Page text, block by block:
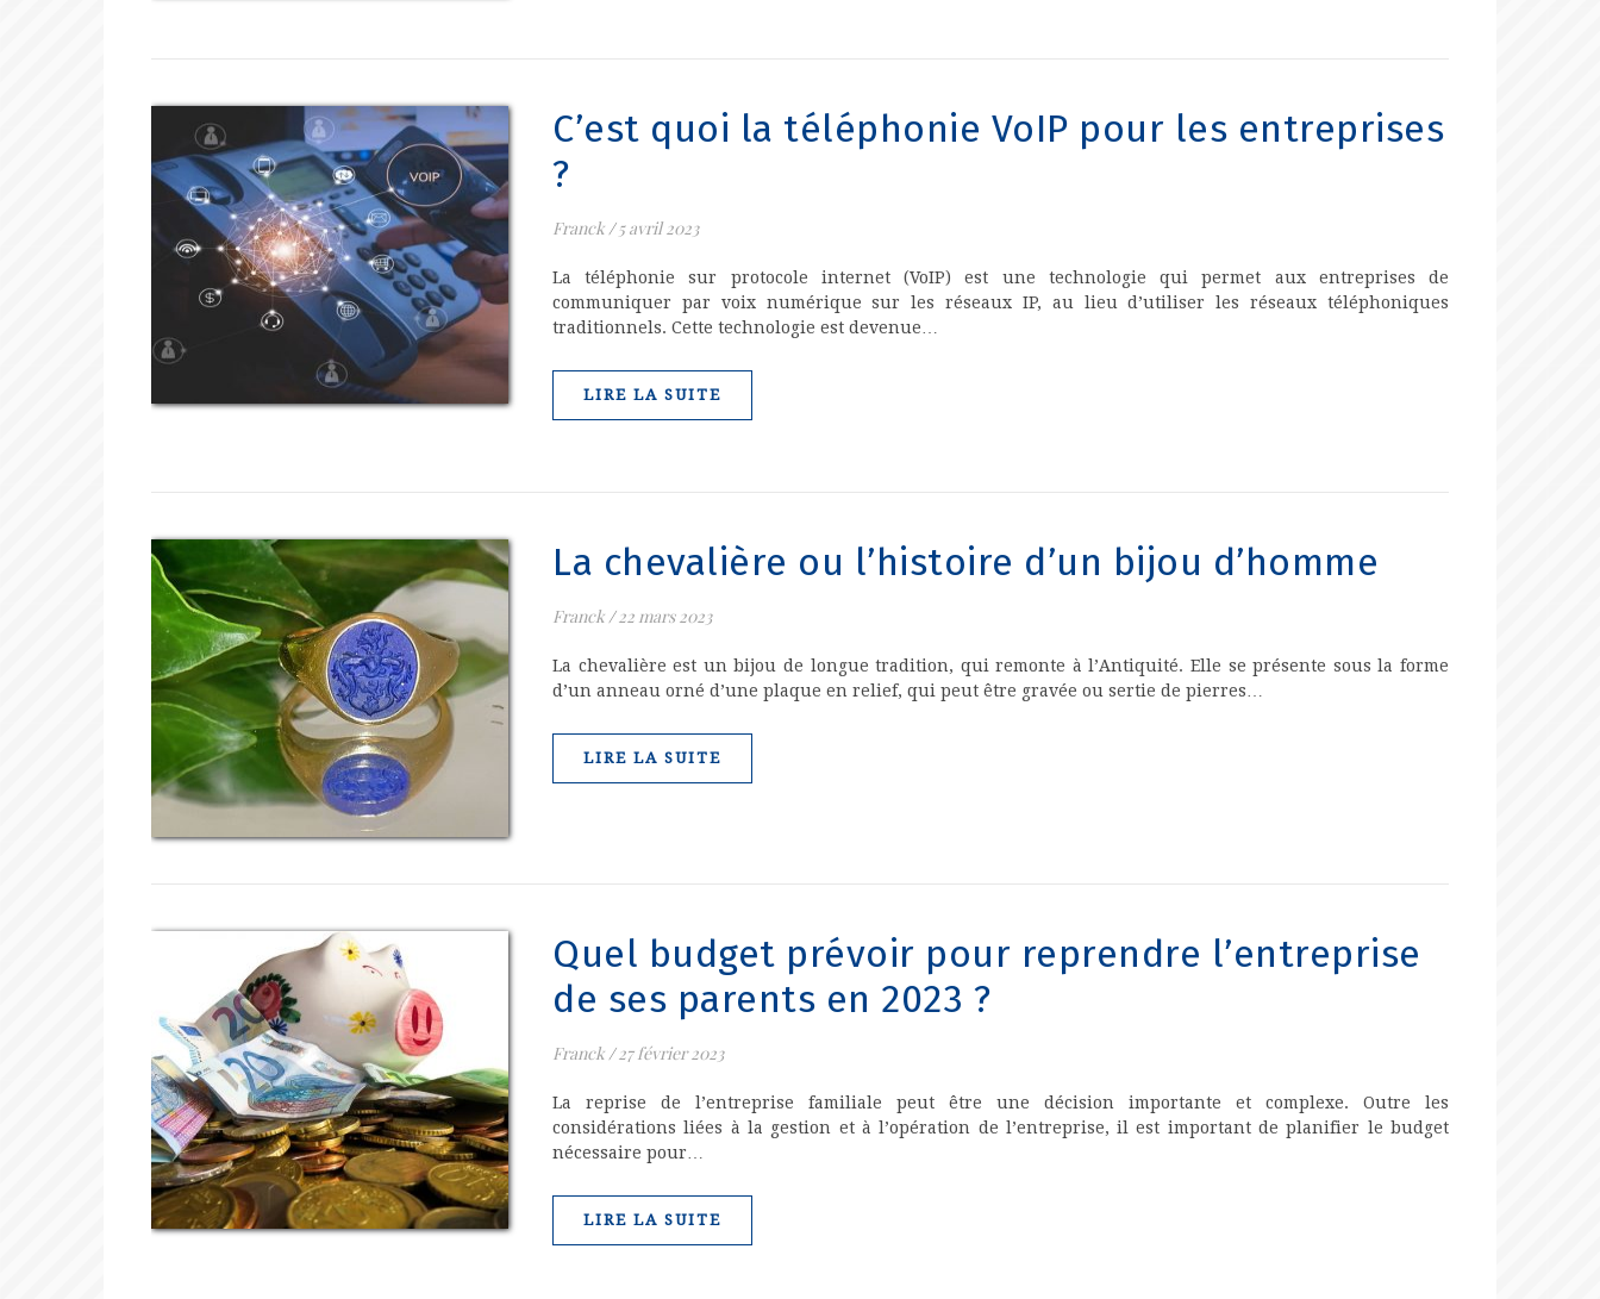
C’est quoi la téléphonie VoIP pour les entreprises
?
Franck/ 5 avril 2023
La téléphonie sur protocole internet (VoIP) est une technologie qui permet aux entreprises de
communiquer par voix numérique sur les réseaux IP, au lieu d’utiliser les réseaux téléphoniques
traditionnels. Cette technologie est devenue…
LIRE LA SUITE
La chevalière ou l’histoire d’un bijou d’homme
Franck/ 22 mars 2023
La chevalière est un bijou de longue tradition, qui remonte à l’Antiquité. Elle se présente sous la forme
d’un anneau orné d’une plaque en relief, qui peut être gravée ou sertie de pierres…
LIRE LA SUITE
Quel budget prévoir pour reprendre l’entreprise
de ses parents en 2023 ?
Franck/ 27 février 2023
La reprise de l’entreprise familiale peut être une décision importante et complexe. Outre les
considérations liées à la gestion et à l’opération de l’entreprise, il est important de planifier le budget
nécessaire pour…
LIRE LA SUITE